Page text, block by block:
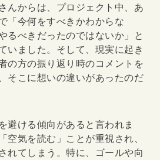
んからは、プロジェクト中、あ
「今何をすべきかわからな
るべきだったのではないか」と
いました。そして、現実に起き
の方の振り返り時のコメントを
そこに想いの違いがあったのだ
避ける傾向があると言われま
空気を読む」ことが重視され、
れてしまう。特に、ゴールや向